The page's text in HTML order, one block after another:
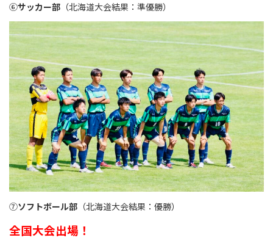
⑥サッカー部 （北海道大会結果：準優勝）
⑦ソフトボール部 （北海道大会結果：優勝）
全国大会出場！